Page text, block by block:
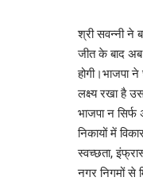
श्री सवन्नी ने
जीत के बाद
होगी।भाजपा
लक्ष्य रखा है
भाजपा न सिर्फ
निकायों में
स्वच्छता,
नगर निगमों से